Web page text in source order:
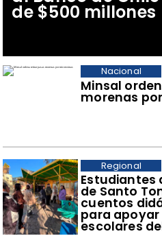
Minsal
morenas
Nacional
​Estudiantes
de Santo
cuentos
para apoyar
escolares
Regional
de $500 millones